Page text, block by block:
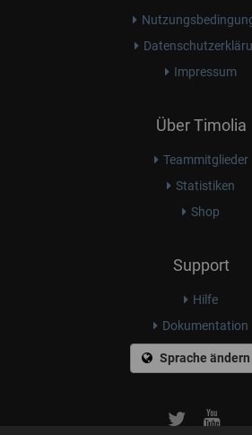
Impressum
Über Timolia
Teammitglieder
Statistiken
Shop
Support
Hilfe
Dokumentation
Sprache ändern